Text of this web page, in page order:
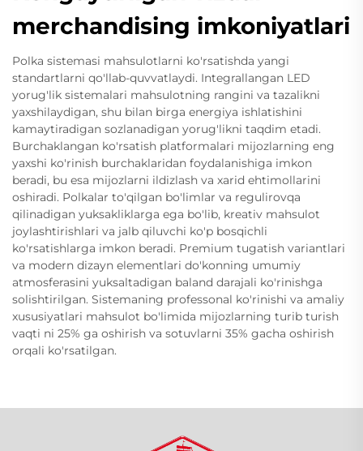
merchandising imkoniyatlari
Polka sistemasi mahsulotlarni ko'rsatishda yangi
standartlarni qo'llab-quvvatlaydi. Integrallangan LED
yorug'lik sistemalari mahsulotning rangini va tazalikni
yaxshilaydigan, shu bilan birga energiya ishlatishini
kamaytiradigan sozlanadigan yorug'likni taqdim etadi.
Burchaklangan ko'rsatish platformalari mijozlarning eng
yaxshi ko'rinish burchaklaridan foydalanishiga imkon
beradi, bu esa mijozlarni ildizlash va xarid ehtimollarini
oshiradi. Polkalar to'qilgan bo'limlar va regulirovqa
qilinadigan yuksakliklarga ega bo'lib, kreativ mahsulot
joylashtirishlari va jalb qiluvchi ko'p bosqichli
ko'rsatishlarga imkon beradi. Premium tugatish variantlari
va modern dizayn elementlari do'konning umumiy
atmosferasini yuksaltadigan baland darajali ko'rinishga
solishtirilgan. Sistemaning professonal ko'rinishi va amaliy
xususiyatlari mahsulot bo'limida mijozlarning turib turish
vaqti ni 25% ga oshirish va sotuvlarni 35% gacha oshirish
orqali ko'rsatilgan.